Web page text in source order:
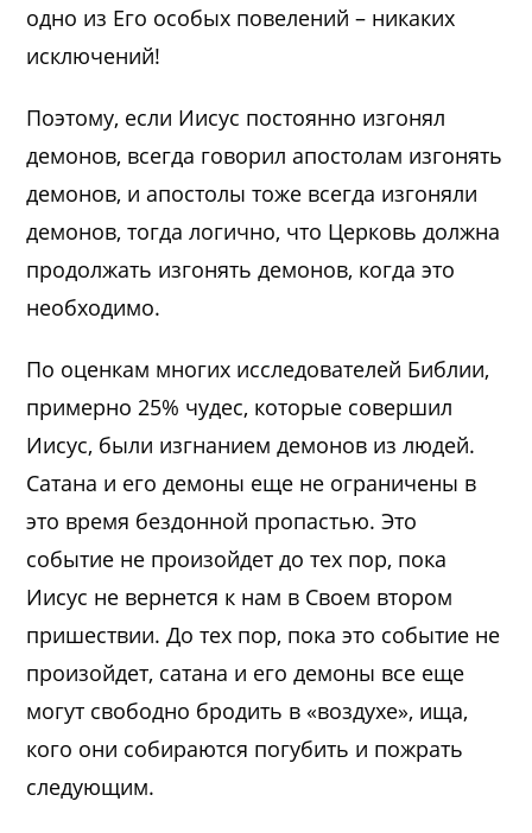
одно из Его особых повелений – никаких
исключений!
Поэтому, если Иисус постоянно изгонял
демонов, всегда говорил апостолам изгонять
демонов, и апостолы тоже всегда изгоняли
демонов, тогда логично, что Церковь должна
продолжать изгонять демонов, когда это
необходимо.
По оценкам многих исследователей Библии,
примерно 25% чудес, которые совершил
Иисус, были изгнанием демонов из людей.
Сатана и его демоны еще не ограничены в
это время бездонной пропастью. Это
событие не произойдет до тех пор, пока
Иисус не вернется к нам в Своем втором
пришествии. До тех пор, пока это событие не
произойдет, сатана и его демоны все еще
могут свободно бродить в «воздухе», ища,
кого они собираются погубить и пожрать
следующим.